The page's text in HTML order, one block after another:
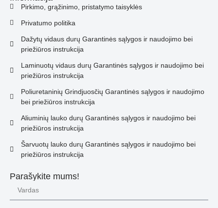
Pirkimo, grąžinimo, pristatymo taisyklės
Privatumo politika
Dažytų vidaus durų Garantinės sąlygos ir naudojimo bei
priežiūros instrukcija
Laminuotų vidaus durų Garantinės sąlygos ir naudojimo bei
priežiūros instrukcija
Poliuretaninių Grindjuosčių Garantinės sąlygos ir naudojimo
bei priežiūros instrukcija
Aliuminių lauko durų Garantinės sąlygos ir naudojimo bei
priežiūros instrukcija
Šarvuotų lauko durų Garantinės sąlygos ir naudojimo bei
priežiūros instrukcija
Parašykite mums!